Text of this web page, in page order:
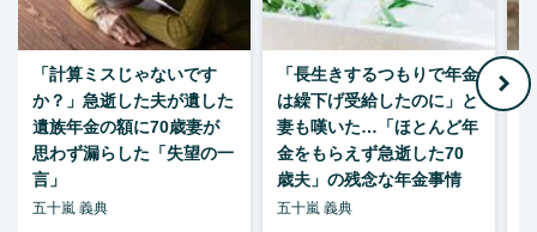
「計算ミスじゃないです
か？」急逝した夫が遺した
遺族年金の額に70歳妻が
思わず漏らした「失望の一
言」
五十嵐 義典
「長生きするつもりで年金
は繰下げ受給したのに」と
妻も嘆いた…「ほとんど年
金をもらえず急逝した70
歳夫」の残念な年金事情
五十嵐 義典